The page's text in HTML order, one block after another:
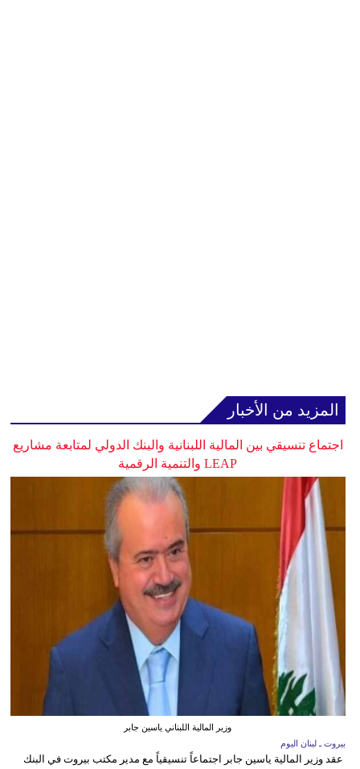
المزيد من الأخبار
اجتماع تنسيقي بين المالية اللبنانية والبنك الدولي لمتابعة مشاريع
LEAP والتنمية الرقمية
وزير المالية اللبناني ياسين جابر
بيروت ـ لبنان اليوم
عقد وزير المالية ياسين جابر اجتماعاً تنسيقياً مع مدير مكتب بيروت في البنك